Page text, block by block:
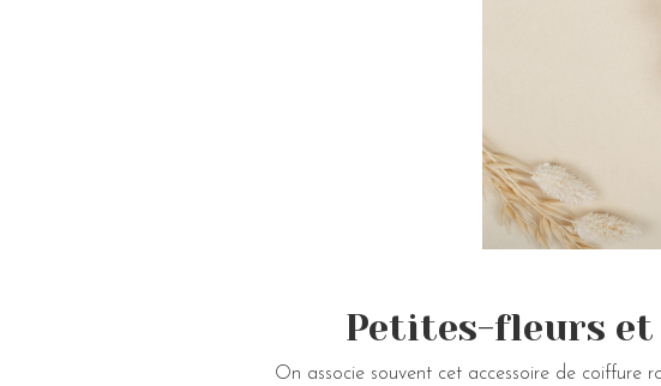
Petites-fleurs et
On associe souvent cet accessoire de coiffure